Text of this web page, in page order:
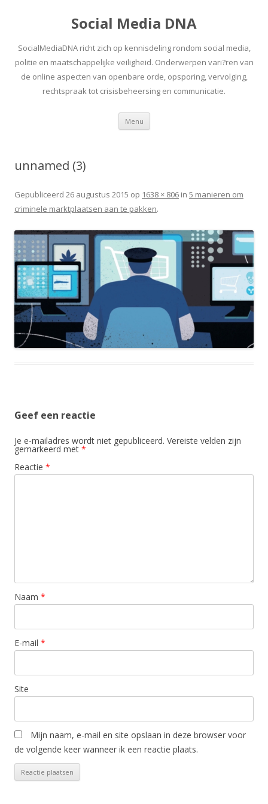
Social Media DNA
SocialMediaDNA richt zich op kennisdeling rondom social media,
politie en maatschappelijke veiligheid. Onderwerpen vari?ren van
de online aspecten van openbare orde, opsporing, vervolging,
rechtspraak tot crisisbeheersing en communicatie.
Menu Spring
inhoud
unnamed (3)
Gepubliceerd 26 augustus 2015 op 1638 × 806 in 5 manieren om
criminele marktplaatsen aan te pakken.
Geef een reactie
Je e-mailadres wordt niet gepubliceerd. Vereiste velden zijn
gemarkeerd met *
Reactie *
Naam *
E-mail *
Site
Mijn naam, e-mail en site opslaan in deze browser voor
de volgende keer wanneer ik een reactie plaats.